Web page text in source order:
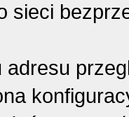
sieci
adresu